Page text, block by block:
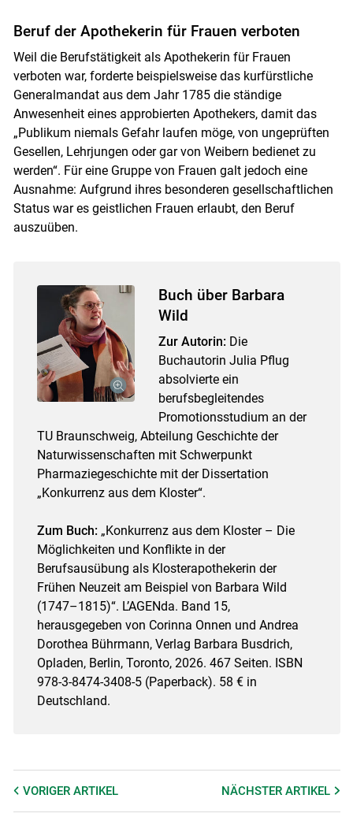
Beruf der Apothekerin für Frauen verboten
Weil die Berufstätigkeit als Apothekerin für Frauen
verboten war, forderte beispielsweise das kurfürstliche
Generalmandat aus dem Jahr 1785 die ständige
Anwesenheit eines approbierten Apothekers, damit das
„Publikum niemals Gefahr laufen möge, von ungeprüften
Gesellen, Lehrjungen oder gar von Weibern bedienet zu
werden“. Für eine Gruppe von Frauen galt jedoch eine
Ausnahme: Aufgrund ihres besonderen gesellschaftlichen
Status war es geistlichen Frauen erlaubt, den Beruf
auszuüben.
Buch über Barbara
Wild
Zur Autorin: Die
Buchautorin Julia Pflug
absolvierte ein
berufsbegleitendes
Promotionsstudium an der
TU Braunschweig, Abteilung Geschichte der
Naturwissenschaften mit Schwerpunkt
Pharmaziegeschichte mit der Dissertation
„Konkurrenz aus dem Kloster“.
Zum Buch: „Konkurrenz aus dem Kloster – Die
Möglichkeiten und Konflikte in der
Berufsausübung als Klosterapothekerin der
Frühen Neuzeit am Beispiel von Barbara Wild
(1747–1815)“. L’AGENda. Band 15,
herausgegeben von Corinna Onnen und And­rea
Dorothea Bührmann, Verlag Barbara Busdrich,
Opladen, Berlin, Toronto, 2026. 467 Seiten. ISBN
978-3-8474-3408-5 (Paperback). 58 € in
Deutschland.
VORIGER ARTIKEL NÄCHSTERARTIKEL